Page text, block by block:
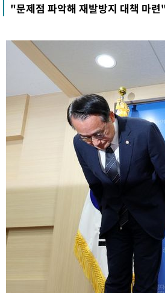
"문제점 파악해 재발방지 대책 마